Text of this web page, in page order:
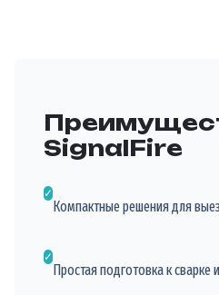
SignalFire
✓
Компактные решения для
✓
Простая подготовка к